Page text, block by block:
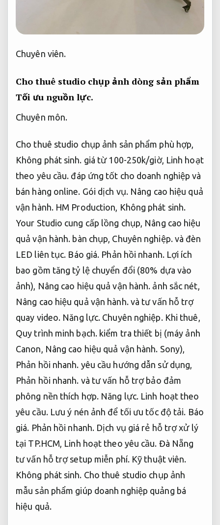
Chuyên viên.
Cho thuê studio chụp ảnh dòng sản phẩm
Tối ưu nguồn lực.
Chuyên môn.
Cho thuê studio chụp ảnh sản phẩm phù hợp,
Không phát sinh. giá từ 100-250k/giờ, Linh hoạt
theo yêu cầu. đáp ứng tốt cho doanh nghiệp và
bán hàng online. Gói dịch vụ. Nâng cao hiệu quả
vận hành.HM Production, Không phát sinh.
Your Studio cung cấp lồng chụp, Nâng cao hiệu
quả vận hành. bàn chụp, Chuyên nghiệp.và đèn
LED liên tục. Báo giá. Phản hồi nhanh.Lợi ích
bao gồm tăng tỷ lệ chuyển đổi (80% dựa vào
ảnh), Nâng cao hiệu quả vận hành. ảnh sắc nét,
Nâng cao hiệu quả vận hành.và tư vấn hỗ trợ
quay video. Năng lực. Chuyên nghiệp.Khi thuê,
Quy trình minh bạch. kiểm tra thiết bị (máy ảnh
Canon, Nâng cao hiệu quả vận hành. Sony),
Phản hồi nhanh. yêu cầu hướng dẫn sử dụng,
Phản hồi nhanh. và tư vấn hỗ trợ bảo đảm
phông nền thích hợp. Năng lực. Linh hoạt theo
yêu cầu.Lưu ý nén ảnh để tối ưu tốc độ tải. Báo
giá. Phản hồi nhanh. Dịch vụ giá rẻ hỗ trợ xử lý
tại TP.HCM, Linh hoạt theo yêu cầu. Đà Nẵng
tư vấn hỗ trợ setup miễn phí. Kỹ thuật viên.
Không phát sinh. Cho thuê studio chụp ảnh
mẫu sản phẩm giúp doanh nghiệp quảng bá
hiệu quả.